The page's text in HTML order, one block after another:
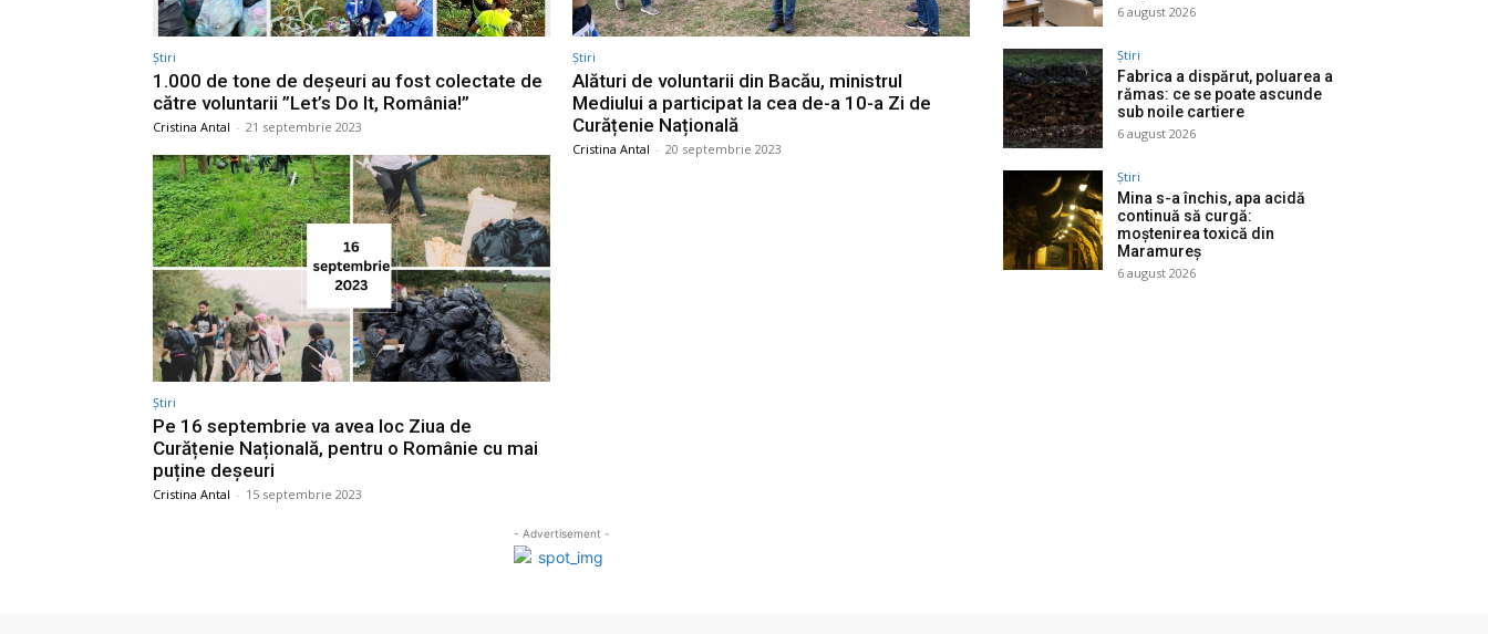
Știri
1.000 de tone de deşeuri au fost colectate de
către voluntarii ”Let’s Do It, România!”
Cristina Antal - 21 septembrie 2023
Știri
Alături de voluntarii din Bacău, ministrul
Mediului a participat la cea de-a 10-a Zi de
Curățenie Națională
Cristina Antal - 20 septembrie 2023
Știri
Pe 16 septembrie va avea loc Ziua de
Curățenie Națională, pentru o Românie cu mai
puține deșeuri
Cristina Antal - 15 septembrie 2023
- Advertisement -
6 august 2026
Știri
Fabrica a dispărut, poluarea a
rămas: ce se poate ascunde
sub noile cartiere
6 august 2026
Știri
Mina s-a închis, apa acidă
continuă să curgă:
moștenirea toxică din
Maramureș
6 august 2026